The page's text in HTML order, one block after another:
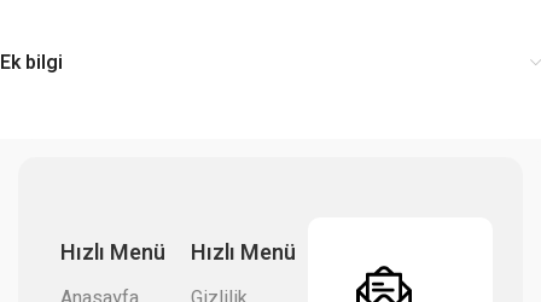
Ek bilgi
Hızlı Menü Hızlı Menü